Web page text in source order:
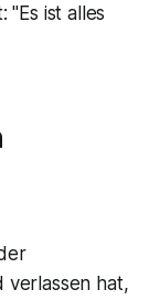
"Es ist alles
verlassen hat,